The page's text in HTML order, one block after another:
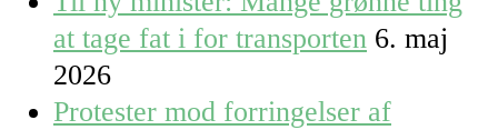
at tage fat i for transporten 6. maj
2026
Protester mod forringelser af